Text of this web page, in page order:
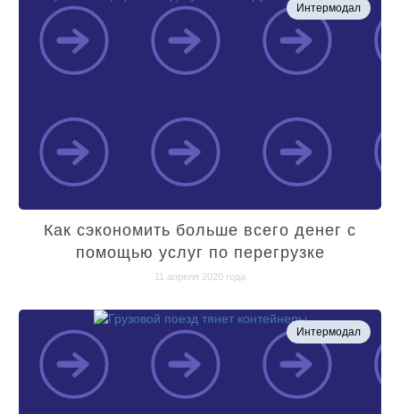
Интермодал
Как сэкономить больше всего денег с
помощью услуг по перегрузке
11 апреля 2020 года
Интермодал